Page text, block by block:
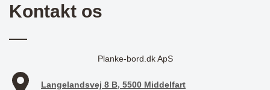
Kontakt os
Planke-bord.dk ApS
Langelandsvej 8 B, 5500 Middelfart